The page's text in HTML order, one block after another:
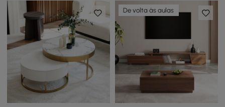
De volta às aulas